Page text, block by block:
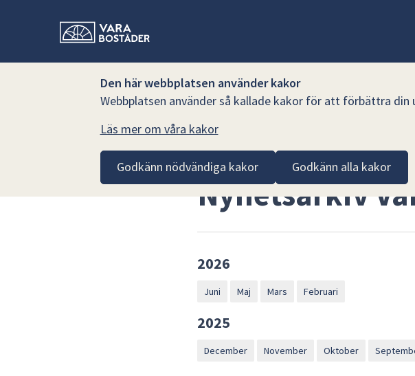
Den här webbplatsen använder kakor
Webbplatsen använder så kallade kakor för att förbättra din
Läs mer om våra kakor
Godkänn nödvändiga kakor Godkänn alla kakor
Vara Bostäder AB Nyhetsarkiv Vara Bostäder AB
Nyhetsarkiv
2026
Juni Maj Mars Februari
2025
December November Oktober